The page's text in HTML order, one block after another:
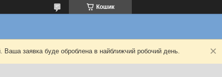
Кошик
Ваша заявка буде оброблена в найближчий робочий день.